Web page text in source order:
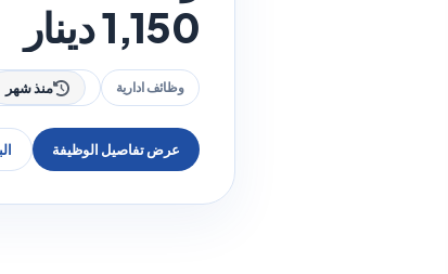
1,150 دينار
وظائف ادارية منذ شهر
عرض تفاصيل الوظيفة